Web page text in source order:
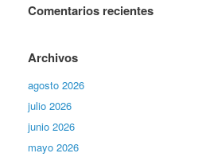
Comentarios recientes
Archivos
agosto 2026
julio 2026
junio 2026
mayo 2026